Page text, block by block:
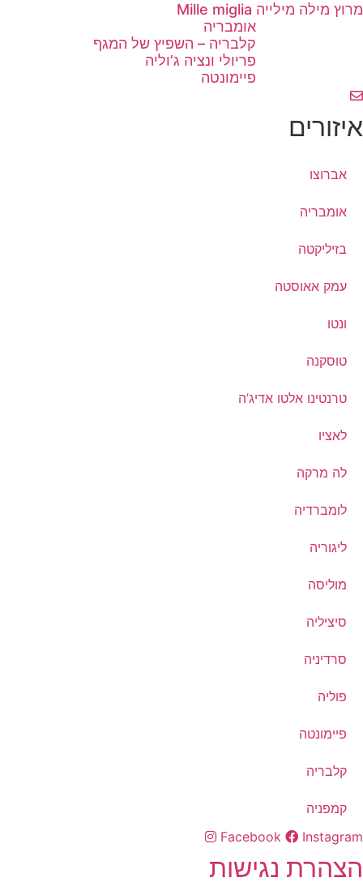
מרוץ מילה מילייה Mille miglia
אומבריה
קלבריה – השפיץ של המגף
פריולי ונציה ג’וליה
פיימונטה
איזורים
אברוצו
אומבריה
בזיליקטה
עמק אאוסטה
ונטו
טוסקנה
טרנטינו אלטו אדיג’ה
לאציו
לה מרקה
לומברדיה
ליגוריה
מוליסה
סיציליה
סרדיניה
פוליה
פיימונטה
קלבריה
קמפניה
Facebook
Instagram
הצהרת נגישות